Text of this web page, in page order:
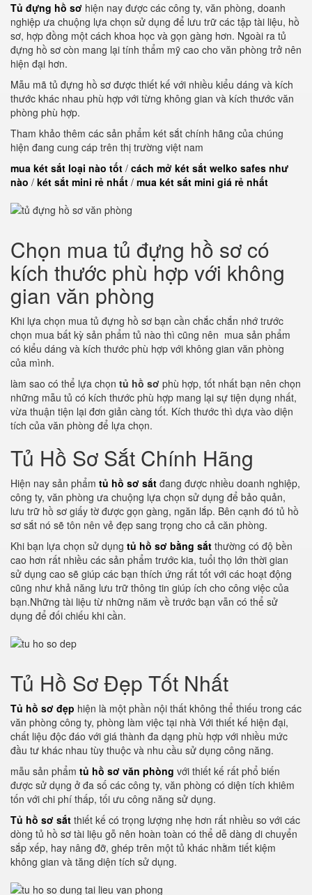
Tủ đựng hồ sơ hiện nay được các công ty, văn phòng, doanh
nghiệp ưa chuộng lựa chọn sử dụng để lưu trữ các tập tài liệu, hồ
sơ, hợp đồng một cách khoa học và gọn gàng hơn. Ngoài ra tủ
đựng hồ sơ còn mang lại tính thẩm mỹ cao cho văn phòng trở nên
hiện đại hơn.
Mẫu mã tủ đựng hồ sơ được thiết kế với nhiều kiểu dáng và kích
thước khác nhau phù hợp với từng không gian và kích thước văn
phòng phù hợp.
Tham khảo thêm các sản phẩm két sắt chính hãng của chúng
hiện đang cung cáp trên thị trường việt nam
mua két sắt loại nào tốt / cách mở két sắt welko safes như
nào / két sắt mini rẻ nhất / mua két sắt mini giá rẻ nhất
Chọn mua tủ đựng hồ sơ có
kích thước phù hợp với không
gian văn phòng
Khi lựa chọn mua tủ đựng hồ sơ bạn cần chắc chắn nhớ trước
chọn mua bất kỳ sản phẩm tủ nào thì cũng nên mua sản phẩm
có kiểu dáng và kích thước phù hợp với không gian văn phòng
của mình.
làm sao có thể lựa chọn tủ hồ sơ phù hợp, tốt nhất bạn nên chọn
những mẫu tủ có kích thước phù hợp mang lại sự tiện dụng nhất,
vừa thuận tiện lại đơn giản càng tốt. Kích thước thì dựa vào diện
tích của văn phòng để lựa chọn.
Tủ Hồ Sơ Sắt Chính Hãng
Hiện nay sản phẩm tủ hồ sơ sắt đang được nhiều doanh nghiệp,
công ty, văn phòng ưa chuộng lựa chọn sử dụng để bảo quản,
lưu trữ hồ sơ giấy tờ được gọn gàng, ngăn lắp. Bên cạnh đó tủ hồ
sơ sắt nó sẽ tôn nên vẻ đẹp sang trọng cho cả căn phòng.
Khi bạn lựa chọn sử dụng tủ hồ sơ bằng sắt thường có độ bền
cao hơn rất nhiều các sản phẩm trước kia, tuổi thọ lớn thời gian
sử dụng cao sẽ giúp các bạn thích ứng rất tốt với các hoạt động
cũng như khả năng lưu trữ thông tin giúp ích cho công việc của
bạn.Những tài liệu từ những năm về trước bạn vẫn có thể sử
dụng để đối chiếu khi cần.
Tủ Hồ Sơ Đẹp Tốt Nhất
Tủ hồ sơ đẹp hiện là một phần nội thất không thể thiếu trong các
văn phòng công ty, phòng làm việc tại nhà Với thiết kế hiện đại,
chất liệu độc đáo với giá thành đa dạng phù hợp với nhiều mức
đầu tư khác nhau tùy thuộc và nhu cầu sử dụng công năng.
mẫu sản phẩm tủ hồ sơ văn phòng với thiết kế rất phổ biến
được sử dụng ở đa số các công ty, văn phòng có diện tích khiêm
tốn với chi phí thấp, tối ưu công năng sử dụng.
Tủ hồ sơ sắt thiết kế có trọng lượng nhẹ hơn rất nhiều so với các
dòng tủ hồ sơ tài liệu gỗ nên hoàn toàn có thể dễ dàng di chuyển
sắp xếp, hay nâng đỡ, ghép trên một tủ khác nhằm tiết kiệm
không gian và tăng diện tích sử dụng.